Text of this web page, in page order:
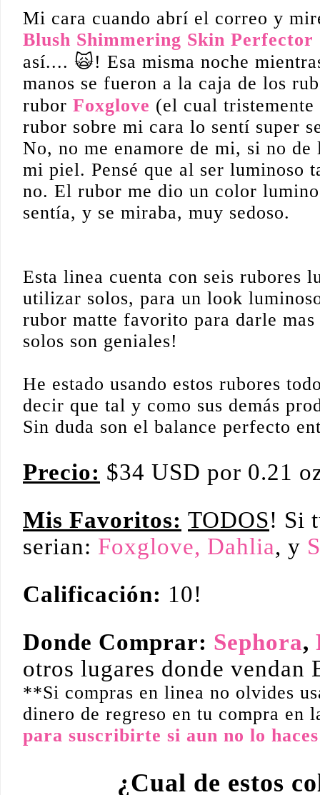
Mi cara cuando abrí el correo y
Blush Shimmering Skin Perfector
así.... 🙀! Esa misma noche
manos se fueron a la caja de los
rubor Foxglove (el cual
rubor sobre mi cara lo sentí super
No, no me enamore de mi, si no
mi piel. Pensé que al ser luminoso
no. El rubor me dio un color
sentía, y se miraba, muy sedoso.
Esta linea cuenta con seis rubores
utilizar solos, para un look
rubor matte favorito para darle
solos son geniales!
He estado usando estos rubores
decir que tal y como sus demás
Sin duda son el balance perfecto
Precio: $34 USD por 0.21
Mis Favoritos: TODOS! Si
serian: Foxglove, Dahlia, y
Calificación: 10!
Donde Comprar: Sephora,
otros lugares donde vendan
**Si compras en linea no olvides
dinero de regreso en tu compra en
para suscribirte si aun no lo haces
¿Cual de estos